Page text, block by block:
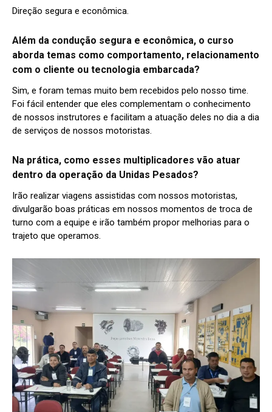
Direção segura e econômica.
Além da condução segura e econômica, o curso
aborda temas como comportamento, relacionamento
com o cliente ou tecnologia embarcada?
Sim, e foram temas muito bem recebidos pelo nosso time.
Foi fácil entender que eles complementam o conhecimento
de nossos instrutores e facilitam a atuação deles no dia a dia
de serviços de nossos motoristas.
Na prática, como esses multiplicadores vão atuar
dentro da operação da Unidas Pesados?
Irão realizar viagens assistidas com nossos motoristas,
divulgarão boas práticas em nossos momentos de troca de
turno com a equipe e irão também propor melhorias para o
trajeto que operamos.